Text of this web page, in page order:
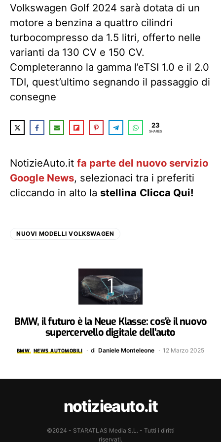
Volkswagen Golf 2024 sarà dotata di un
motore a benzina a quattro cilindri
turbocompresso da 1.5 litri, offerto nelle
varianti da 130 CV e 150 CV.
Completeranno la gamma l’eTSI 1.0 e il 2.0
TDI, quest’ultimo segnando il passaggio di
consegne
23
SHARES
NotizieAuto.it fa parte del nuovo servizio
Google News, selezionaci tra i preferiti
cliccando in alto la stellina Clicca Qui!
NUOVI MODELLI VOLKSWAGEN
BMW, il futuro è la Neue Klasse: cos’è il nuovo
supercervello digitale dell’auto
BMW NEWS AUTOMOBILI di Daniele Monteleone 12 Marzo 2025
notizieauto.it
©2024 - STARATLAS Media S.L. - Tutti i diritti
riservati.